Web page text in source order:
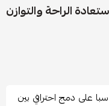
الراحة والتوازن
على دمج احترافي بين